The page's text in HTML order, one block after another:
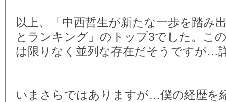
以上、「中西哲生が新たな一歩を踏み
とランキング」のトップ3でした。こ
は限りなく並列な存在だそうですが…
いまさらではありますが…僕の経歴を